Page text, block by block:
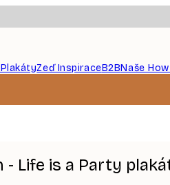
Zeď InspiraceB2BNaše
- Life is a Party